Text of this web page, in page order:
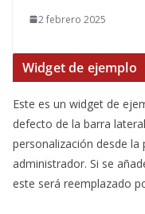
2 febrero 2025
Widget de ejemplo
Este es un widget de
defecto de la barra
personalización desde la
administrador. Si se
este será reemplazado